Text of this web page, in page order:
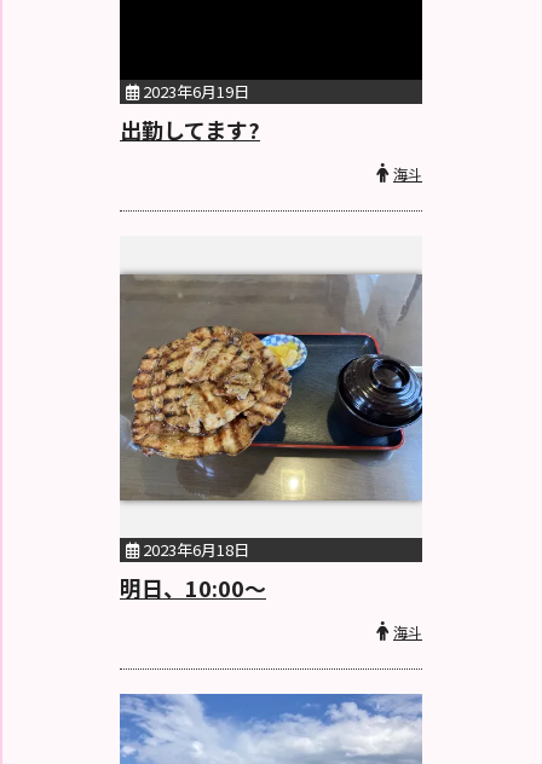
2023年6月19日
出勤してます?
海斗
2023年6月18日
明日、10:00〜
海斗